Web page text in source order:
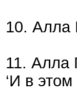
10. Алла
11. Алла
‘И в